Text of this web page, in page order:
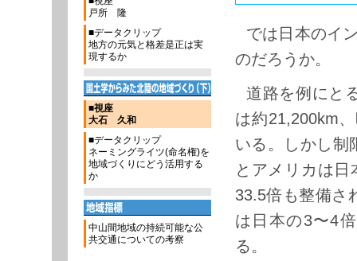
では日本のイ
のだろうか。
道路を例にと
は約21,200km
いる。しかし制
とアメリカは
33.5倍も整備さ
は日本の3〜4
る。
戸所 隆
■データクリップ
地方の元気と格差是正は実
現するか
■視座
大石 久和
■データクリップ
ネーミングライツ(命名権)を
地域づくりにどう活用する
か
中山間地域の持続可能な公
共交通についての考察